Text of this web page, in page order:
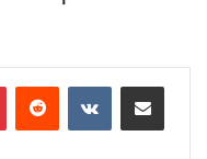
PinterestReddit VKontakteCompartir por